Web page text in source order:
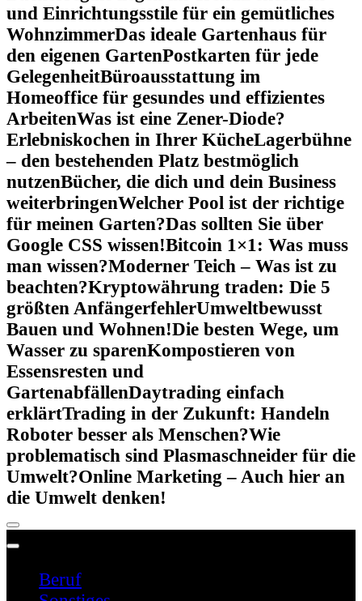
und Einrichtungsstile für ein gemütliches
WohnzimmerDas ideale Gartenhaus für
den eigenen GartenPostkarten für jede
GelegenheitBüroausstattung im
Homeoffice für gesundes und effizientes
ArbeitenWas ist eine Zener-Diode?
Erlebniskochen in Ihrer KücheLagerbühne
– den bestehenden Platz bestmöglich
nutzenBücher, die dich und dein Business
weiterbringenWelcher Pool ist der richtige
für meinen Garten?Das sollten Sie über
Google CSS wissen!Bitcoin 1×1: Was muss
man wissen?Moderner Teich – Was ist zu
beachten?Kryptowährung traden: Die 5
größten AnfängerfehlerUmweltbewusst
Bauen und Wohnen!Die besten Wege, um
Wasser zu sparenKompostieren von
Essensresten und
GartenabfällenDaytrading einfach
erklärtTrading in der Zukunft: Handeln
Roboter besser als Menschen?Wie
problematisch sind Plasmaschneider für die
Umwelt?Online Marketing – Auch hier an
die Umwelt denken!
Beruf